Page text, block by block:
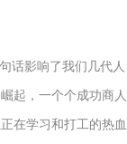
话影响了我们几代人
起，一个个成功商人
在学习和打工的热血